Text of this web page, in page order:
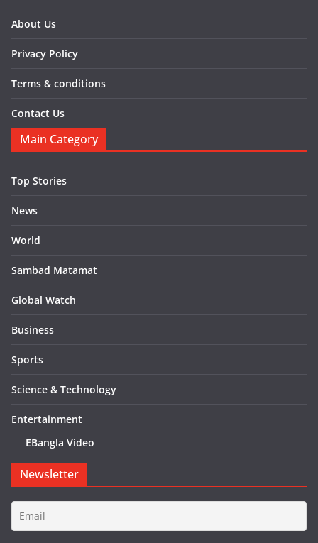
About Us
Privacy Policy
Terms & conditions
Contact Us
Main Category
Top Stories
News
World
Sambad Matamat
Global Watch
Business
Sports
Science & Technology
Entertainment
EBangla Video
Newsletter